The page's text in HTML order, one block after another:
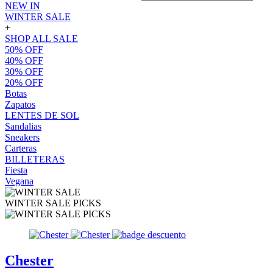
NEW IN
WINTER SALE
+
SHOP ALL SALE
50% OFF
40% OFF
30% OFF
20% OFF
Botas
Zapatos
LENTES DE SOL
Sandalias
Sneakers
Carteras
BILLETERAS
Fiesta
Vegana
WINTER SALE PICKS
Chester